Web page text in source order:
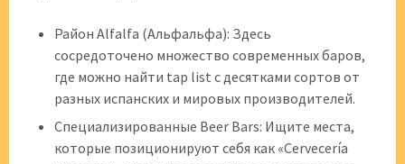
Район Alfalfa (Альфальфа): Здесь
сосредоточено множество современных баров,
где можно найти tap list с десятками сортов от
разных испанских и мировых производителей.
Специализированные Beer Bars: Ищите места,
которые позиционируют себя как «Cervecería